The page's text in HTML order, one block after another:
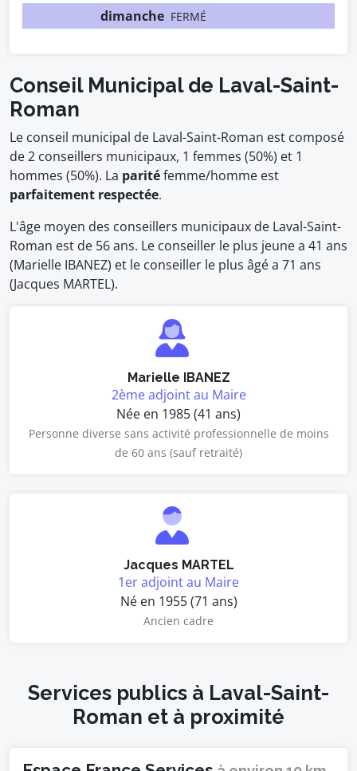
dimanche FERMÉ
Conseil Municipal de Laval-Saint-
Roman
Le conseil municipal de Laval-Saint-Roman est composé
de 2 conseillers municipaux, 1 femmes (50%) et 1
hommes (50%). La paritéfemme/homme est
parfaitement respectée.
L'âge moyen des conseillers municipaux de Laval-Saint-
Roman est de 56 ans. Le conseiller le plus jeune a 41 ans
(Marielle IBANEZ) et le conseiller le plus âgé a 71 ans
(Jacques MARTEL).
Marielle IBANEZ
2ème adjoint au Maire
Née en 1985 (41 ans)
Personne diverse sans activité professionnelle de moins
de 60 ans (sauf retraité)
Jacques MARTEL
1er adjoint au Maire
Né en 1955 (71 ans)
Ancien cadre
Services publics à Laval-Saint-
Roman et à proximité